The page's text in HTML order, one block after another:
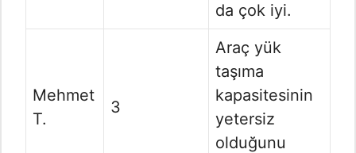
da çok iyi.
Mehmet
T.
3
Araç yük
taşıma
kapasitesinin
yetersiz
olduğunu